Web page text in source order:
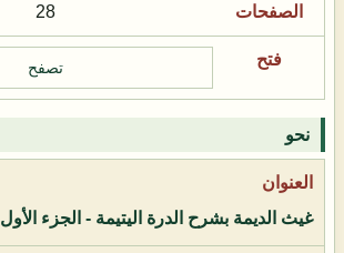
28
تصفح
نحو
غيث الديمة بشرح الدرة اليتيمة - الجزء الأول